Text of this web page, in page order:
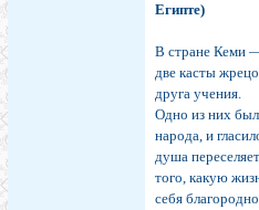
Египте)
В стране Кеми
две касты
друга учения.
Одно из них
народа, и
душа
того, какую
себя